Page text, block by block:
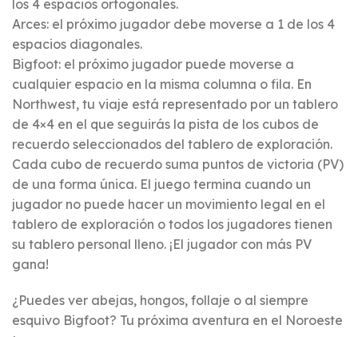
los 4 espacios ortogonales.
Arces: el próximo jugador debe moverse a 1 de los 4
espacios diagonales.
Bigfoot: el próximo jugador puede moverse a
cualquier espacio en la misma columna o fila. En
Northwest, tu viaje está representado por un tablero
de 4×4 en el que seguirás la pista de los cubos de
recuerdo seleccionados del tablero de exploración.
Cada cubo de recuerdo suma puntos de victoria (PV)
de una forma única. El juego termina cuando un
jugador no puede hacer un movimiento legal en el
tablero de exploración o todos los jugadores tienen
su tablero personal lleno. ¡El jugador con más PV
gana!
¿Puedes ver abejas, hongos, follaje o al siempre
esquivo Bigfoot? Tu próxima aventura en el Noroeste